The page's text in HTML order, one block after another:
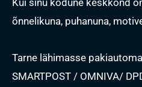
Kui sinu kodune keskkond
õnnelikuna, puhanuna,
Tarne lähimasse
SMARTPOST / OMNIVA/